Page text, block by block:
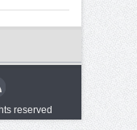
reserved